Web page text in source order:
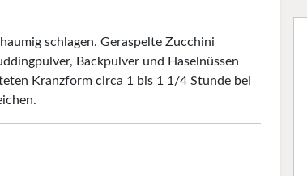
schlagen. Geraspelte Zucchini
Backpulver und Haselnüssen
Kranzform circa 1 bis 1 1/4 Stunde bei